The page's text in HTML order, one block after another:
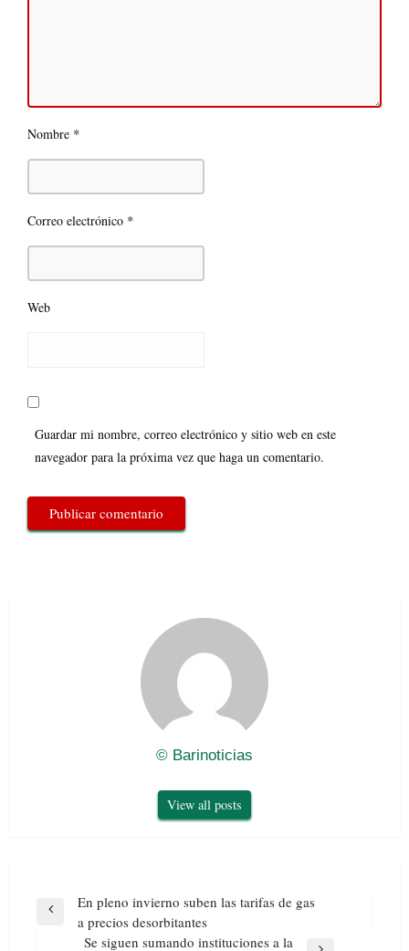
Nombre *
Correo electrónico *
Web
Guardar mi nombre, correo electrónico y sitio web en este
navegador para la próxima vez que haga un comentario.
© Barinoticias
View all posts
Navegación
entradas
Previous
En pleno invierno suben las tarifas de gas
a precios desorbitantes
Se siguen sumando instituciones a la